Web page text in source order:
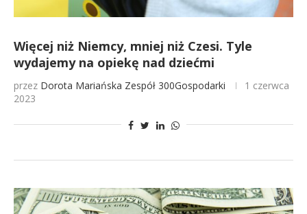
Więcej niż Niemcy, mniej niż Czesi. Tyle
wydajemy na opiekę nad dziećmi
przez Dorota Mariańska Zespół 300Gospodarki
1 czerwca
2023